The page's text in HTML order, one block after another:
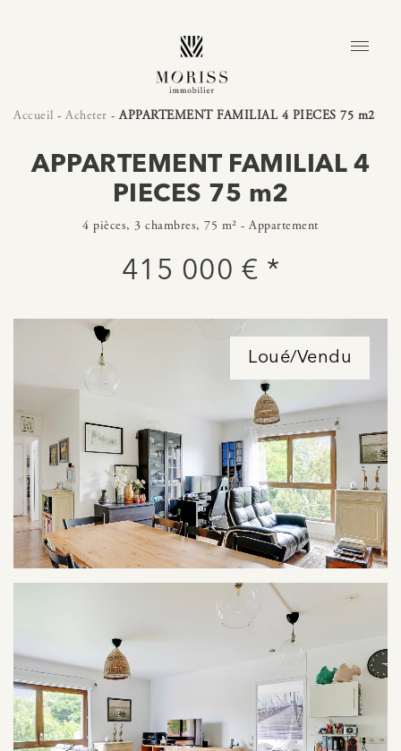
Accueil - Acheter -APPARTEMENT FAMILIAL 4 PIECES 75 m2
APPARTEMENT FAMILIAL 4
PIECES 75 m2
4 pièces, 3 chambres, 75 m² - Appartement
415 000 € *
Loué/Vendu